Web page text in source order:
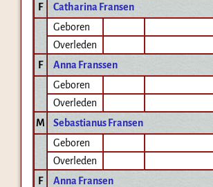
F
Catharina Fransen
Geboren
Overleden
F
Anna Franssen
Geboren
Overleden
M
Sebastianus Fransen
Geboren
Overleden
F
Anna Fransen